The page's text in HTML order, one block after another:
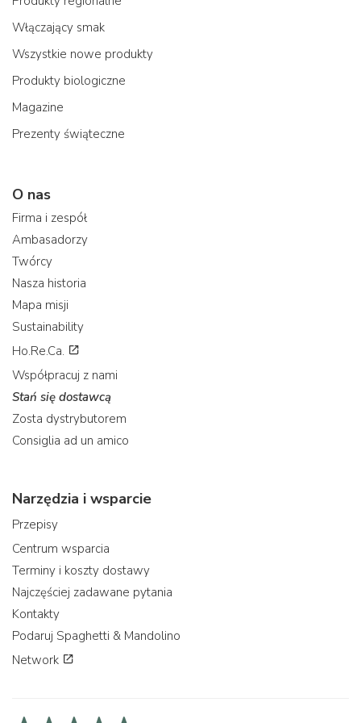
Włączający smak
Wszystkie nowe produkty
Produkty biologiczne
Magazine
Prezenty świąteczne
O nas
Firma i zespół
Ambasadorzy
Twórcy
Nasza historia
Mapa misji
Sustainability
Ho.Re.Ca.
Współpracuj z nami
Stań się dostawcą
Zosta dystrybutorem
Consiglia ad un amico
Narzędzia i wsparcie
Przepisy
Centrum wsparcia
Terminy i koszty dostawy
Najczęściej zadawane pytania
Kontakty
Podaruj Spaghetti & Mandolino
Network